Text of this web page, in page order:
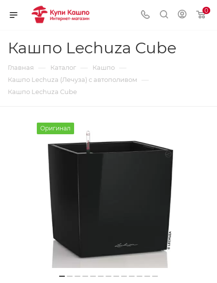
0
Кашпо Lechuza Cube
Главная — Каталог — Кашпо —
Кашпо Lechuza (Лечуза) с автополивом —
Кашпо Lechuza Cube
Оригинал